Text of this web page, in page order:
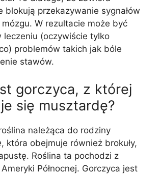
blokują przekazywanie sygnałów
W rezultacie może być
leczeniu (oczywiście tylko
problemów takich jak bóle
stawów.
gorczyca, z której
się musztardę?
należąca do rodziny
, która obejmuje również brokuły,
Roślina ta pochodzi z
Północnej. Gorczyca jest